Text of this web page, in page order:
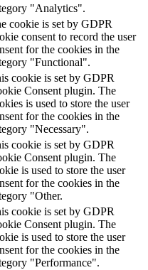
"Analytics".
cookie is set by GDPR
consent to record the user
for the cookies in the
"Functional".
cookie is set by GDPR
Consent plugin. The
is used to store the user
for the cookies in the
"Necessary".
cookie is set by GDPR
Consent plugin. The
is used to store the user
for the cookies in the
"Other.
cookie is set by GDPR
Consent plugin. The
is used to store the user
for the cookies in the
"Performance".